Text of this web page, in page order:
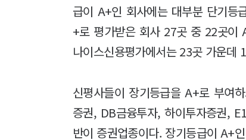
급이 A+인 회사에는 대부분 단기등
+로 평가받은 회사 27곳 중 22곳이
나이스신용평가에서는 23곳 가운데
신평사들이 장기등급을 A+로 부여
증권, DB금융투자, 하이투자증권,
반이 증권업종이다. 장기등급이 A+